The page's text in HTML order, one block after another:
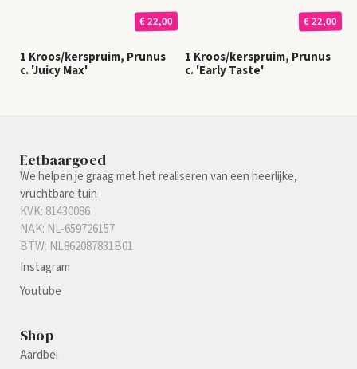
€ 22,00
1 Kroos/kerspruim, Prunus
c. 'Juicy Max'
€ 22,00
1 Kroos/kerspruim, Prunus
c. 'Early Taste'
Eetbaargoed
We helpen je graag met het realiseren van een heerlijke,
vruchtbare tuin
KVK: 81430086
NAK: NL-659726157
BTW: NL862087831B01
Instagram
Youtube
Shop
Aardbei